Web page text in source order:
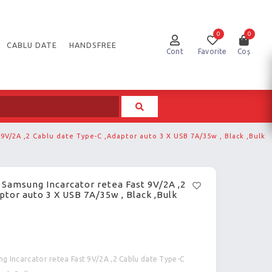
CABLU DATE HANDSFREE
Cont Favorite
0
Coș
0
2A ,2 Cablu date Type-C ,Adaptor auto 3 X USB 7A/35w , Black ,Bulk
Incarcator retea Fast 9V/2A ,2
auto 3 X USB 7A/35w , Black ,Bulk
Incarcator retea Fast 9V/2A ,2 Cablu date Type-C